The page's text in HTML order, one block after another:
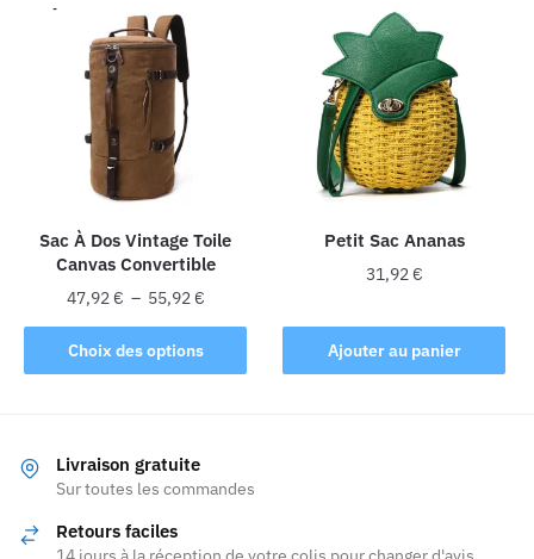
variations.
Les
options
peuvent
être
choisies
sur
la
page
du
produit
variations.
Les
options
peuvent
être
choisies
sur
page
du
Sac À Dos Vintage Toile
Canvas Convertible
47,92€ – 55,92€Plage
de
prix :
47,92 €
Choix des options
Ce
produit
variations.
Les
peuvent
Petit Sac Ananas
31,92€
Ajouter au panier
Livraison gratuite
Sur toutes les commandes
Retours faciles